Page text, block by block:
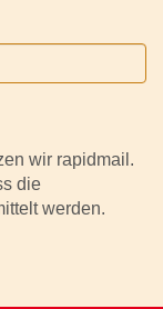
wir rapidmail.
die
werden.